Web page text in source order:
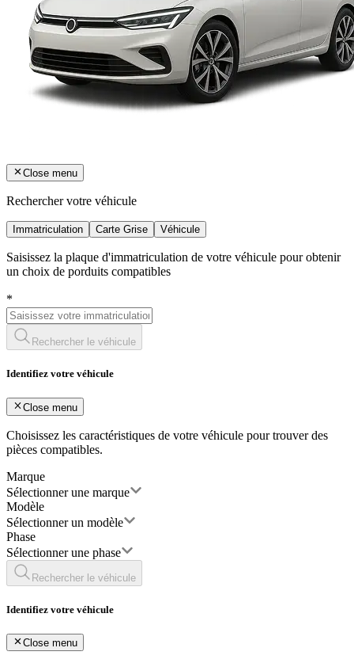
Close menu
Rechercher votre véhicule
Immatriculation Carte Grise Véhicule
Saisissez la plaque d'immatriculation de votre véhicule pour obtenir
un choix de porduits compatibles
*
Rechercher le véhicule
Identifiez votre véhicule
Close menu
Choisissez les caractéristiques de votre véhicule pour trouver des
pièces compatibles.
Marque
Sélectionner une marque
Modèle
Sélectionner un modèle
Phase
Sélectionner une phase
Rechercher le véhicule
Identifiez votre véhicule
Close menu